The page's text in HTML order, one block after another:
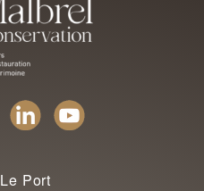
Port